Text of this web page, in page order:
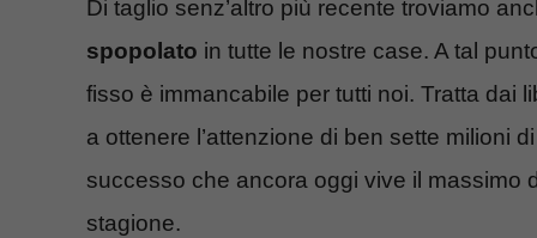
Di taglio senz’altro più recente troviamo
spopolato in tutte le nostre case. A tal
fisso è immancabile per tutti noi. Tratta dai
a ottenere l’attenzione di ben sette milioni
successo che ancora oggi vive il massimo
stagione.